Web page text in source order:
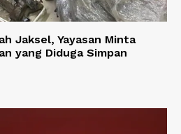
Jaksel, Yayasan Minta
yang Diduga Simpan